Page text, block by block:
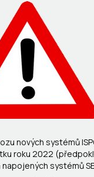
nových systémů
roku 2022
systémů